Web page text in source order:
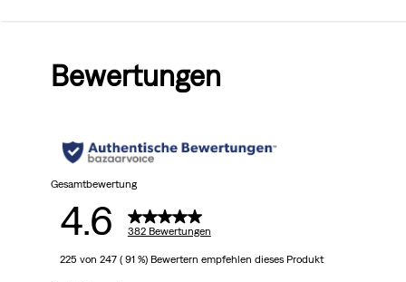
Bewertungen
Bewertungen
Gesamtbewertung
4.6 382 Bewertungen
225 von 247 ( 91 %) Bewertern empfehlen dieses Produkt